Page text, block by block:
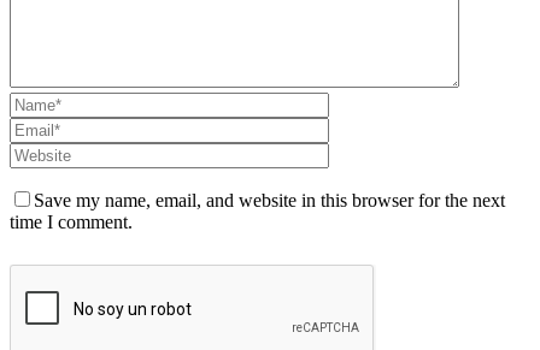
Save my name, email, and website in this browser for the next
time I comment.